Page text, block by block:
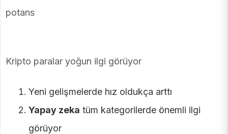
potans
Kripto paralar yoğun ilgi görüyor
Yeni gelişmelerde hız oldukça arttı
Yapay zeka tüm kategorilerde önemli ilgi
görüyor